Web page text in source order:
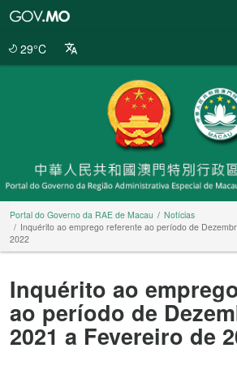
29°C
Portal do Governo da RAE de Macau
Notícias
Inquérito ao emprego referente ao período de
2022
Inquérito ao
ao período de
2021 a Fevereiro de